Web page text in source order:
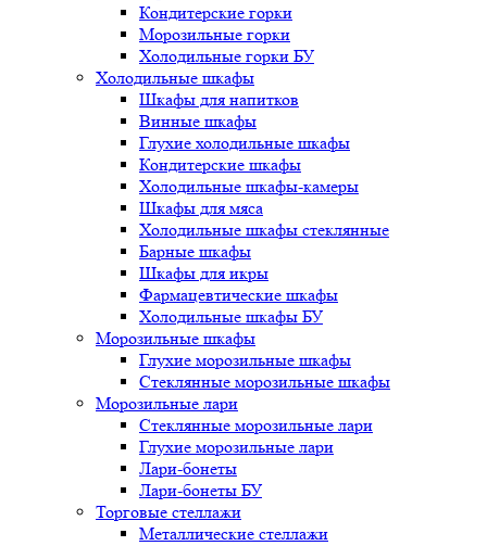
Кондитерские горки
Морозильные горки
Холодильные горки БУ
Холодильные шкафы
Шкафы для напитков
Винные шкафы
Глухие холодильные шкафы
Кондитерские шкафы
Холодильные шкафы-камеры
Шкафы для мяса
Холодильные шкафы стеклянные
Барные шкафы
Шкафы для икры
Фармацевтические шкафы
Холодильные шкафы БУ
Морозильные шкафы
Глухие морозильные шкафы
Стеклянные морозильные шкафы
Морозильные лари
Стеклянные морозильные лари
Глухие морозильные лари
Лари-бонеты
Лари-бонеты БУ
Торговые стеллажи
Металлические стеллажи